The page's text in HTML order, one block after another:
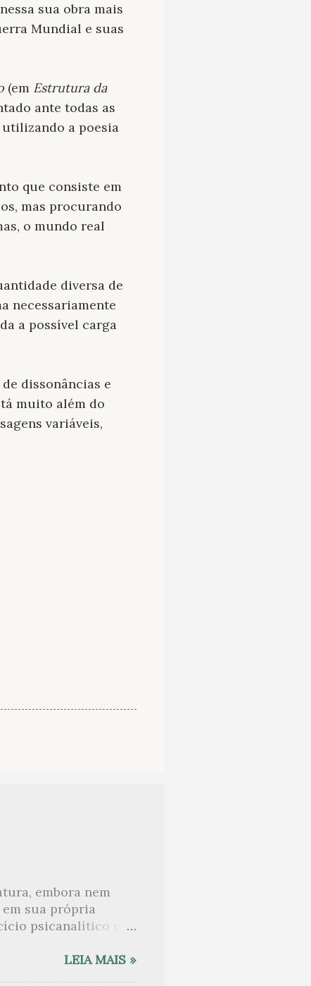
sua obra mais
Mundial e suas
(em Estrutura da
ante todas as
utilizando a poesia
que consiste em
mas procurando
o mundo real
diversa de
necessariamente
a possível carga
dissonâncias e
muito além do
variáveis,
embora nem
sua própria
psicanalítico e
livros que
LEIA MAIS »